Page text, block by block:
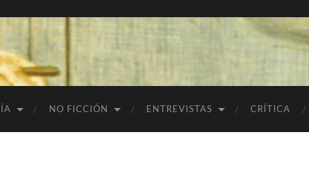
NO FICCIÓN ENTREVISTAS CRÍTICA